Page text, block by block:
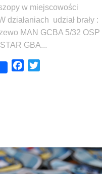
w miejscowości
działaniach udział brały :
MAN GCBA 5/32 OSP
GBA...
Facebook